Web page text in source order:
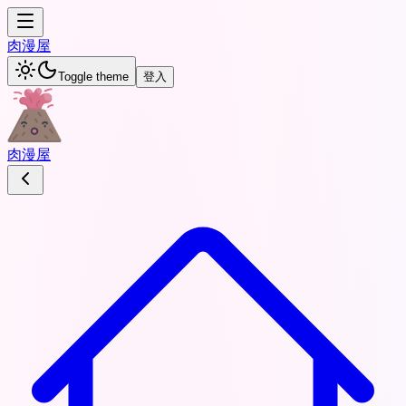
肉漫屋
Toggle theme 登入
肉漫屋